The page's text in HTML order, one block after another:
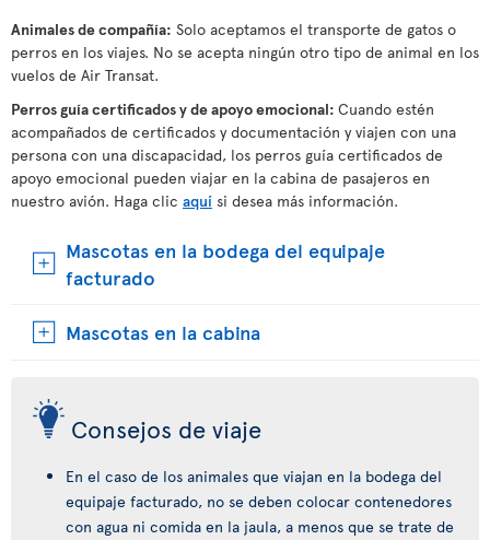
Animales de compañía: Solo aceptamos el transporte de gatos o
perros en los viajes. No se acepta ningún otro tipo de animal en los
vuelos de Air Transat.
Perros guía certificados y de apoyo emocional: Cuando estén
acompañados de certificados y documentación y viajen con una
persona con una discapacidad, los perros guía certificados de
apoyo emocional pueden viajar en la cabina de pasajeros en
nuestro avión. Haga clic aquí si desea más información.
Mascotas en la bodega del equipaje
facturado
Mascotas en la cabina
Consejos de viaje
En el caso de los animales que viajan en la bodega del
equipaje facturado, no se deben colocar contenedores
con agua ni comida en la jaula, a menos que se trate de